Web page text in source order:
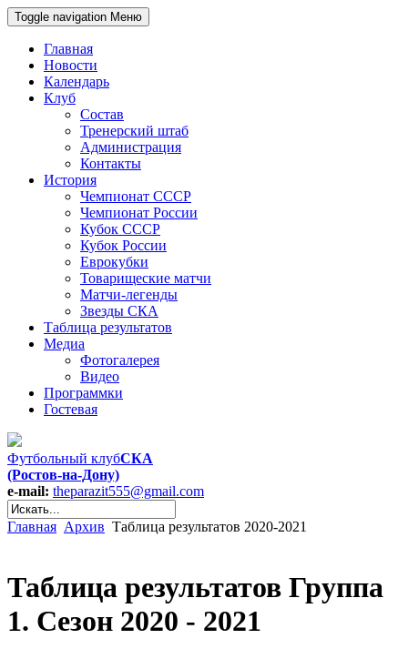
Toggle navigation Меню
Главная
Новости
Календарь
Клуб
Состав
Тренерский штаб
Администрация
Контакты
История
Чемпионат СССР
Чемпионат России
Кубок СССР
Кубок России
Еврокубки
Товарищеские матчи
Матчи-легенды
Звезды СКА
Таблица результатов
Медиа
Фотогалерея
Видео
Программки
Гостевая
Футбольный клубСКА
(Ростов-на-Дону)
e-mail: theparazit555@gmail.com
Главная Архив Таблица результатов 2020-2021
Таблица результатов Группа
1. Сезон 2020 - 2021